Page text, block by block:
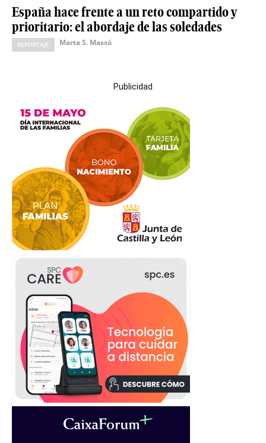
España hace frente a un reto compartido y
prioritario: el abordaje de las soledades
REPORTAJE Marta S. Massó
Publicidad